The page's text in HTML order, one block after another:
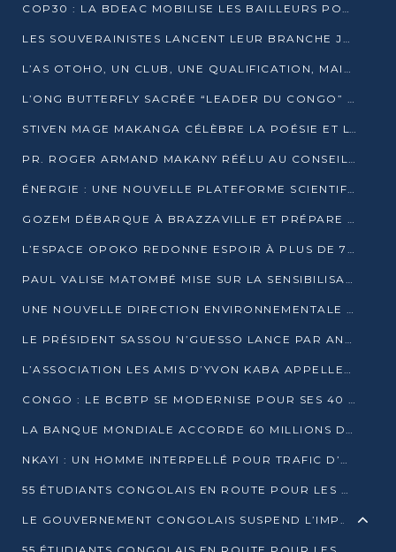
COP30 : LA BDEAC MOBILISE LES BAILLEURS POUR LE FONDS BLEU DU BASSIN DU CONGO
LES SOUVERAINISTES LANCENT LEUR BRANCHE JEUNE À BRAZZAVILLE
L’AS OTOHO, UN CLUB, UNE QUALIFICATION, MAIS ENCORE DES DOUTES
L’ONG BUTTERFLY SACRÉE “LEADER DU CONGO” AU PRIX D’EXCELLENCE 2025
STIVEN MAGE MAKANGA CÉLÈBRE LA POÉSIE ET L’HUMAIN AVEC SON RECUEIL “HECTARE”
PR. ROGER ARMAND MAKANY RÉÉLU AU CONSEIL DE L’AUF
ÉNERGIE : UNE NOUVELLE PLATEFORME SCIENTIFIQUE POUR LA TRANSITION ÉNERGÉTIQUE EN AFRIQUE CENTRALE
GOZEM DÉBARQUE À BRAZZAVILLE ET PRÉPARE SON ARRIVÉE À POINTE-NOIRE
L’ESPACE OPOKO REDONNE ESPOIR À PLUS DE 775 ÉLÈVES AUTOCHTONES DANS LE NORD DU CONGO
PAUL VALISE MATOMBÉ MISE SUR LA SENSIBILISATION POUR ÉRAQUER LE GRAND BANDITISME
UNE NOUVELLE DIRECTION ENVIRONNEMENTALE POUR RENFORCER LA GESTION DES DONNÉES AU CONGO
LE PRÉSIDENT SASSOU N’GUESSO LANCE PAR ANTICIPATION LA 39ÈME JOURNÉE NATIONALE DE L’ARBRE
L’ASSOCIATION LES AMIS D’YVON KABA APPELLENT DENIS SASSOU N’GUESSO À SE PORTER CANDIDAT
CONGO : LE BCBTP SE MODERNISE POUR SES 40 ANS D’EXISTENCE
LA BANQUE MONDIALE ACCORDE 60 MILLIONS DE DOLLARS POUR LA RÉSILIENCE URBAINE AU CONGO
NKAYI : UN HOMME INTERPELLÉ POUR TRAFIC D’UN BÉBÉ CHIMPANZÉ
55 ÉTUDIANTS CONGOLAIS EN ROUTE POUR LES UNIVERSITÉS ALGÉRIENNES
LE GOUVERNEMENT CONGOLAIS SUSPEND L’IMPORTATION DES MACHETTES ET DES MOTOS